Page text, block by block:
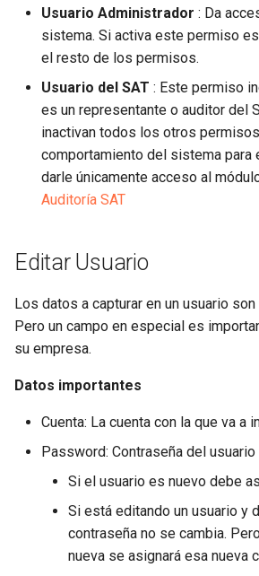
Usuario Administrador : Da
sistema. Si activa este permiso
el resto de los permisos.
Usuario del SAT : Este permiso
es un representante o auditor del
inactivan todos los otros
comportamiento del sistema para
darle únicamente acceso al
Auditoría SAT
Editar Usuario
Los datos a capturar en un usuario
Pero un campo en especial es
su empresa.
Datos importantes
Cuenta: La cuenta con la que va a
Password: Contraseña del usuario
Si el usuario es nuevo debe
Si está editando un usuario y
contraseña no se cambia.
nueva se asignará esa nueva